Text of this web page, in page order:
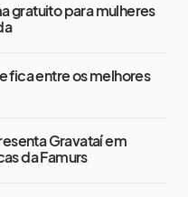
gratuito para mulheres
fica entre os melhores
Gravataí em
da Famurs